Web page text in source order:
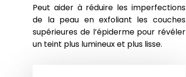
Peut aider à réduire les imperfections
de la peau en exfoliant les couches
supérieures de l’épiderme pour révéler
un teint plus lumineux et plus lisse.